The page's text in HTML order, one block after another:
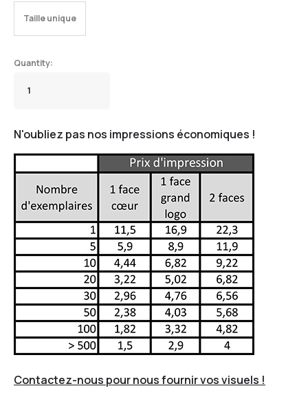
Taille unique
N'oubliez pas nos impressions économiques !
Contactez-nous pour nous fournir vos visuels !